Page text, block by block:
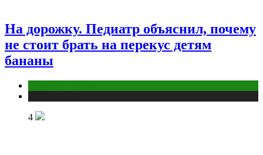
На дорожку. Педиатр объяснил, почему
не стоит брать на перекус детям
бананы
4